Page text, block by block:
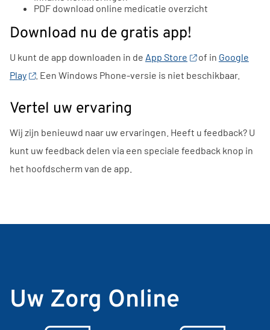
PDF download online medicatie overzicht
Download nu de gratis app!
U kunt de app downloaden in de App Store of in Google
Play
. Een Windows Phone-versie is niet beschikbaar.
Vertel uw ervaring
Wij zijn benieuwd naar uw ervaringen. Heeft u feedback? U
kunt uw feedback delen via een speciale feedback knop in
het hoofdscherm van de app.
Uw Zorg Online